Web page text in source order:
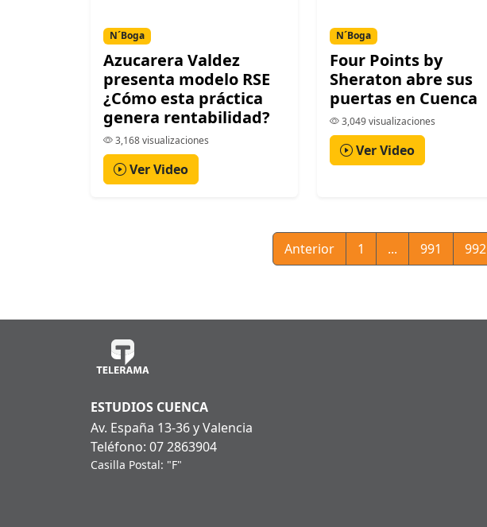
N´Boga
Azucarera Valdez
presenta modelo RSE
¿Cómo esta práctica
genera rentabilidad?
3,168 visualizaciones
Ver Video
N´Boga
Four Points by
Sheraton abre sus
puertas en Cuenca
3,049 visualizaciones
Ver Video
Anterior 1 ... 991 992
ESTUDIOS CUENCA
Av. España 13-36 y Valencia
Teléfono: 07 2863904
Casilla Postal: "F"